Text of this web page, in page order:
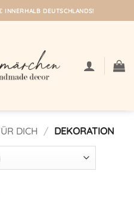
DEUTSCHLANDS!
DICH / DEKORATION